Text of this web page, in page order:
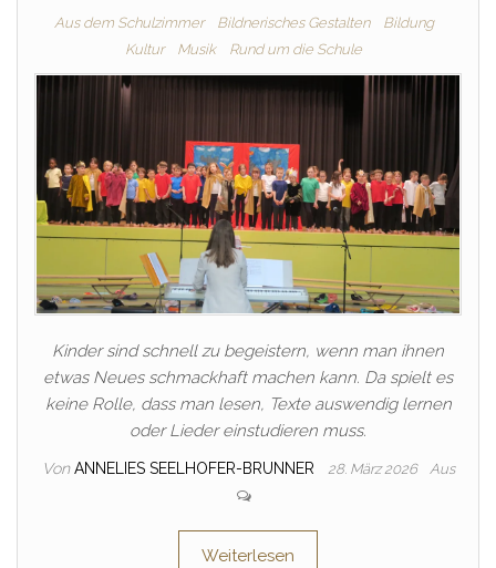
Aus dem Schulzimmer Bildnerisches Gestalten
Bildung
Kultur
Musik Rund um die Schule
Kinder sind schnell zu begeistern, wenn man ihnen
etwas Neues schmackhaft machen kann. Da spielt es
keine Rolle, dass man lesen, Texte auswendig lernen
oder Lieder einstudieren muss.
Von ANNELIES SEELHOFER-BRUNNER 28. März 2026 Aus
Weiterlesen